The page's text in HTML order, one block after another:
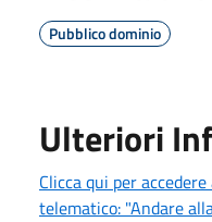
Pubblico dominio
Ulteriori
Clicca qui per
telematico: "Andare